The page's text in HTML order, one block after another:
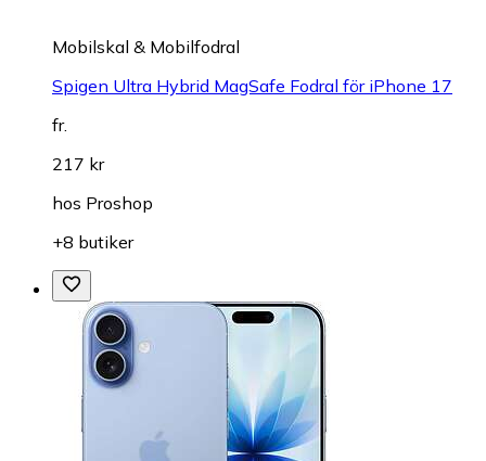
Mobilskal & Mobilfodral
Spigen Ultra Hybrid MagSafe Fodral för iPhone 17
fr.
217 kr
hos Proshop
+8 butiker